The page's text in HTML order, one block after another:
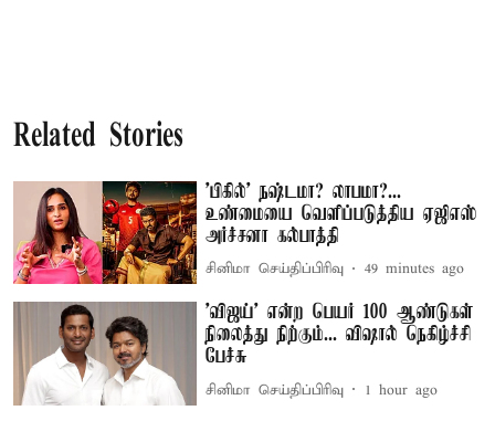
Related Stories
'பிகில்' நஷ்டமா? லாபமா?...
உண்மையை வெளிப்படுத்திய ஏஜிஎஸ்
அர்ச்சனா கல்பாத்தி
சினிமா செய்திப்பிரிவு 49 minutes ago
'விஜய்' என்ற பெயர் 100 ஆண்டுகள்
நிலைத்து நிற்கும்... விஷால் நெகிழ்ச்சி
பேச்சு
சினிமா செய்திப்பிரிவு 1 hour ago